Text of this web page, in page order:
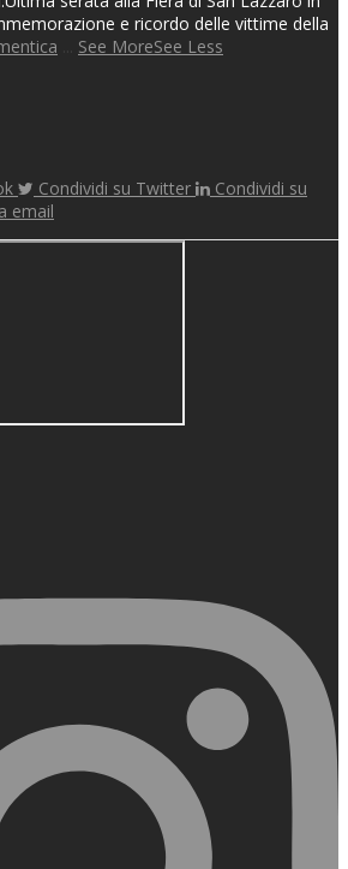
e ricordo delle vittime della
See MoreSee Less
Condividi su Twitter
Condividi su
email